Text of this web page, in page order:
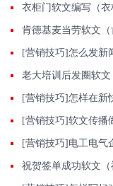
衣柜门软文编写（衣
肯德基麦当劳软文（
[营销技巧]怎么发新
老大培训后发圈软文
[营销技巧]怎样在新
祝贺签单成功软文（